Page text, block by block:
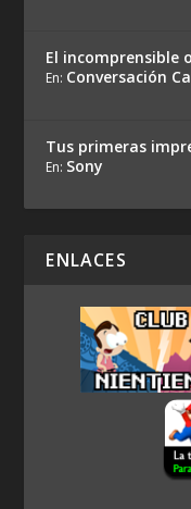
El incomprensible
En: Conversación
Tus primeras
En: Sony
ENLACES